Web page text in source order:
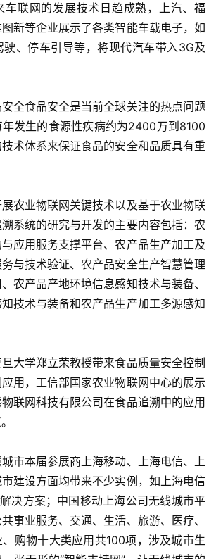
联网的发展技术日趋成熟，上汽、福
新等企业展示了各类智能车载电子，如
、停车引导等，将现代汽车带入3G及
食品安全是当前全球关注的热点问题
发生的食源性疾病约为2400万到8100
术体系来保证食品的安全和品质具有重
业物联网关键技术以及基于农业物联
系统的研究与开发的主要内容包括：农
应用服务支撑平台、农产品生产加工及
与技术验证、农产品安全生产智慧管理
农产品产地环境信息感知技术与装备、
技术与装备和农产品生产加工多源感知
学郑立荣教授带来食品质量安全控制
用，工信部国家农业物联网中心的展示
联网科技有限公司在食品追溯中的应用
本届参展商上海移动、上海电信、上
建设方面均带来不少实例，如上海电信
决方案；中国移动上海公司无线城市平
事业服务、交通、生活、旅游、医疗、
购物十大类应用共100项，涉及城市生